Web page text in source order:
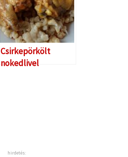
Csirkepörkölt
nokedlivel
hirdetés: